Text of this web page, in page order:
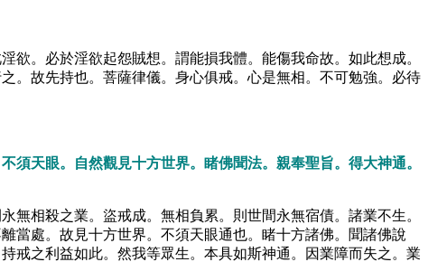
。必於淫欲起怨賊想。謂能損我體。能傷我命故。如此想成。
。故先持也。菩薩律儀。身心俱戒。心是無相。不可勉強。必待
天眼。自然觀見十方世界。睹佛聞法。親奉聖旨。得大神通。
相殺之業。盜戒成。無相負累。則世間永無宿債。諸業不生。
當處。故見十方世界。不須天眼通也。睹十方諸佛。聞諸佛說
戒之利益如此。然我等眾生。本具如斯神通。因業障而失之。業